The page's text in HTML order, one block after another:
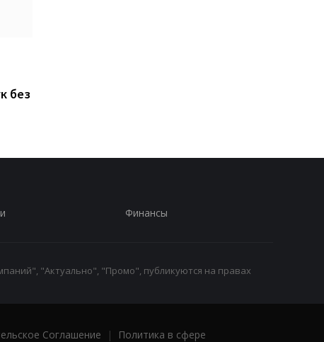
без
Финансы
"Актуально", "Промо", публикуются на правах
Соглашение |
Политика в сфере